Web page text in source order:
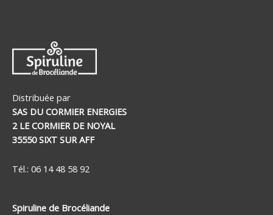
Distribuée par
SAS DU CORMIER ENERGIES
2 LE CORMIER DE NOYAL
35550 SIXT SUR AFF
Tél.: 06 14 48 58 92
Spiruline de Brocéliande